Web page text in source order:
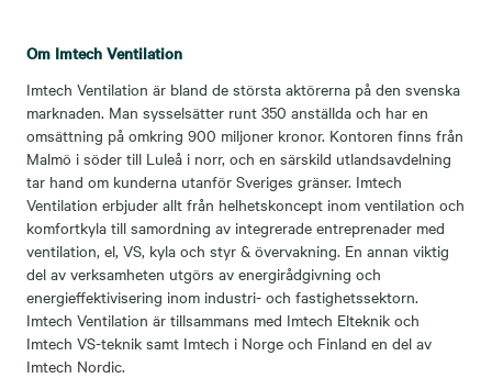
Om Imtech Ventilation
Imtech Ventilation är bland de största aktörerna på den svenska
marknaden. Man sysselsätter runt 350 anställda och har en
omsättning på omkring 900 miljoner kronor. Kontoren finns från
Malmö i söder till Luleå i norr, och en särskild utlandsavdelning
tar hand om kunderna utanför Sveriges gränser. Imtech
Ventilation erbjuder allt från helhetskoncept inom ventilation och
komfortkyla till samordning av integrerade entreprenader med
ventilation, el, VS, kyla och styr & övervakning. En annan viktig
del av verksamheten utgörs av energirådgivning och
energieffektivisering inom industri- och fastighetssektorn.
Imtech Ventilation är tillsammans med Imtech Elteknik och
Imtech VS-teknik samt Imtech i Norge och Finland en del av
Imtech Nordic.